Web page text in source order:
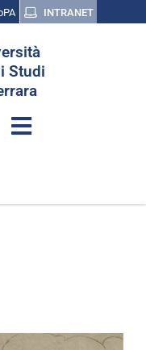
INTRANET
Studi